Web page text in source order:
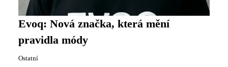
Evoq: Nová značka, která mění
pravidla módy
Ostatní